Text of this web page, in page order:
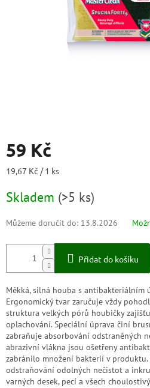
59 Kč
Měrná
19,67 Kč / 1 ks
Skladem (>5 ks)
Můžeme doručit do: 13.8.2026
Přidat do košíku
Měkká, silná houba s antibakteriálním
Ergonomický tvar zaručuje vždy
struktura velkých pórů houbičky
oplachování. Speciální úprava činí
zabraňuje absorbování odstraněných
abrazivní vlákna jsou ošetřeny
zabránilo množení bakterií v produktu.
odstraňování odolných nečistot a
varných desek, pecí a všech